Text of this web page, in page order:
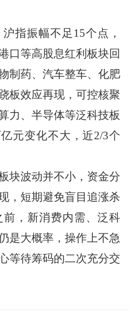
振幅不足15个点，
口等高股息红利板块回
制药、汽车整车、化肥
板效应再现，可控核聚
力、半导体等泛科技板
元变化不大，近2/3个
波动并不小，资金分
，短期避免盲目追涨杀
，新消费内需、泛科
是大概率，操作上不急
等待筹码的二次充分交